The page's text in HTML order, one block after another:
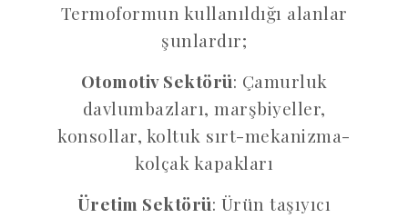
Termoformun kullanıldığı alanlar
şunlardır;
Otomotiv Sektörü: Çamurluk
davlumbazları, marşbiyeller,
konsollar, koltuk sırt-mekanizma-
kolçak kapakları
Üretim Sektörü: Ürün taşıyıcı